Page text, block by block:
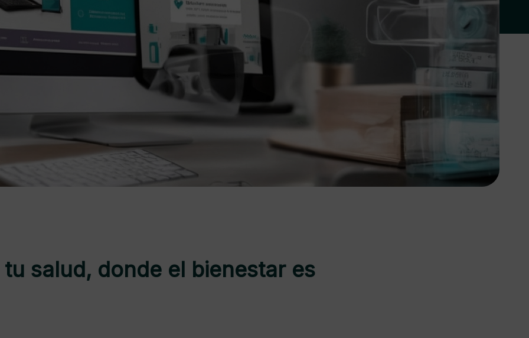
salud, donde el bienestar es